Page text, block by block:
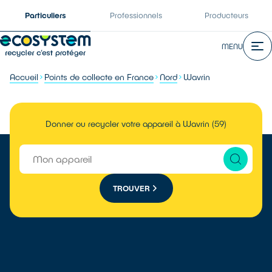
Particuliers Professionnels Producteurs
MENU
Accueil Points de collecte en France Nord Wavrin
Donner ou recycler votre appareil à Wavrin (59)
TROUVER